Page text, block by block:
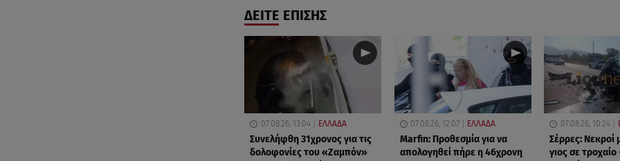
ΔΕΙΤΕ ΕΠΙΣΗΣ
07.08.26, 13:04 ΕΛΛΑΔΑ
Συνελήφθη 31χρονος για τις
δολοφονίες του «Ζαμπόν»
07.08.26, 12:07 ΕΛΛΑΔΑ
Marfin: Προθεσμία για να
απολογηθεί πήρε η 46χρονη
07.08.26, 10:24
Σέρρες: Νεκροί
γιος σε τροχαίο